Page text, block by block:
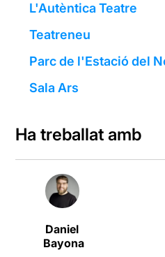
L'Autèntica Teatre
Teatreneu
Parc de l'Estació del
Sala Ars
Ha treballat amb
Daniel
Bayona